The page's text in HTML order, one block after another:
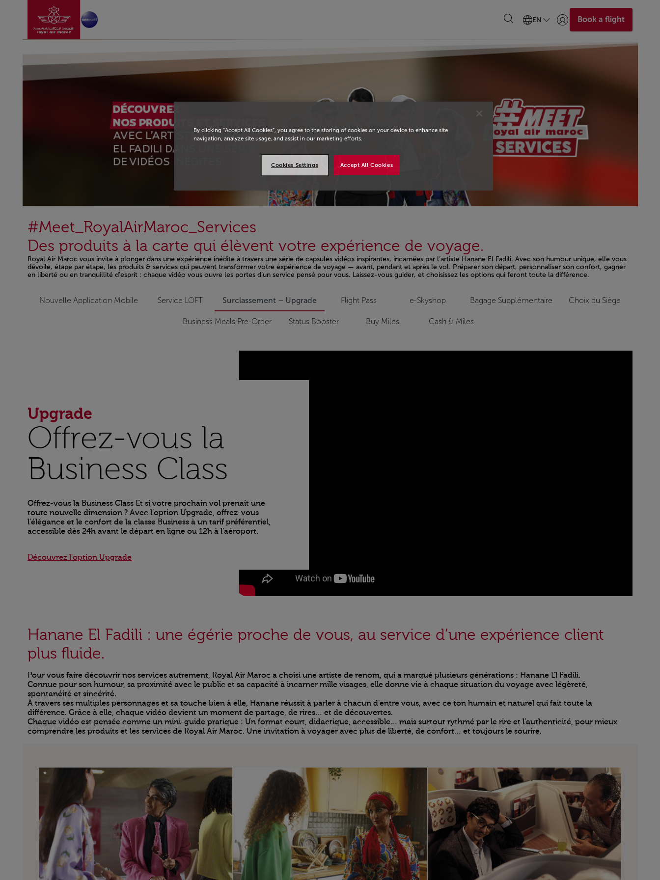
Skip to Main ContentGo to home page EN Login | Join)Book a flight
#Meet_RoyalAirMaroc_Services
Des produits à la carte qui élèvent votre expérience de voyage.
Royal Air Maroc vous invite à plonger dans une expérience inédite à travers une série de capsules vidéos inspirantes, incarnées par l’artiste Hanane El Fadili. Avec son humour unique, elle vous
dévoile, étape par étape, les produits & services qui peuvent transformer votre expérience de voyage — avant, pendant et après le vol. Préparer son départ, personnaliser son confort, gagner
en liberté ou en tranquillité d’esprit : chaque vidéo vous ouvre les portes d’un service pensé pour vous. Laissez-vous guider, et choisissez les options qui feront toute la différence.
Nouvelle Application Mobile Service LOFT Surclassement – Upgrade Flight Pass e-Skyshop Bagage Supplémentaire Choix du Siège
Business Meals Pre-Order Status Booster Buy Miles Cash & Miles
Upgrade
Offrez-vous la
Business Class
Offrez-vous la Business Class Et si votre prochain vol prenait une
toute nouvelle dimension ? Avec l’option Upgrade, offrez-vous
l’élégance et le confort de la classe Business à un tarif préférentiel,
accessible dès 24h avant le départ en ligne ou 12h à l’aéroport.
Découvrez l'option Upgrade
Hanane El Fadili : une égérie proche de vous, au service d’une expérience client
plus fluide.
Pour vous faire découvrir nos services autrement, Royal Air Maroc a choisi une artiste de renom, qui a marqué plusieurs générations : Hanane El Fadili.
Connue pour son humour, sa proximité avec le public et sa capacité à incarner mille visages, elle donne vie à chaque situation du voyage avec légèreté,
spontanéité et sincérité.
À travers ses multiples personnages et sa touche bien à elle, Hanane réussit à parler à chacun d’entre vous, avec ce ton humain et naturel qui fait toute la
différence. Grâce à elle, chaque vidéo devient un moment de partage, de rires… et de découvertes.
Chaque vidéo est pensée comme un mini-guide pratique : Un format court, didactique, accessible… mais surtout rythmé par le rire et l’authenticité, pour mieux
comprendre les produits et les services de Royal Air Maroc. Une invitation à voyager avec plus de liberté, de confort… et toujours le sourire.
By clicking “Accept All Cookies”, you agree to the storing of cookies on your device to enhance site
navigation, analyze site usage, and assist in our marketing efforts.
Accept All Cookies
Cookies Settings